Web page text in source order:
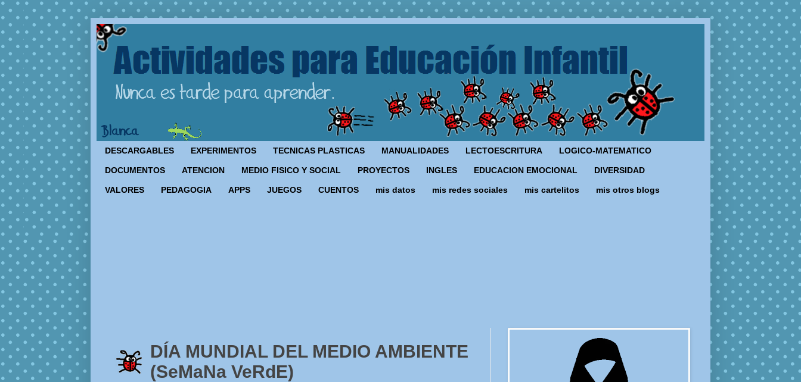
DESCARGABLES EXPERIMENTOS TECNICAS PLASTICAS MANUALIDADES LECTOESCRITURA LOGICO-MATEMATICO
DOCUMENTOS ATENCION MEDIO FISICO Y SOCIAL PROYECTOS INGLES EDUCACION EMOCIONAL DIVERSIDAD
VALORES PEDAGOGIA APPS JUEGOS CUENTOS mis datos mis redes sociales mis cartelitos mis otros blogs
DÍA MUNDIAL DEL MEDIO AMBIENTE
(SeMaNa VeRdE)